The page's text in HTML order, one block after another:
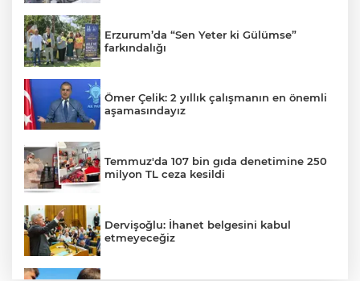
Erzurum’da “Sen Yeter ki Gülümse”
farkındalığı
Ömer Çelik: 2 yıllık çalışmanın en önemli
aşamasındayız
Temmuz'da 107 bin gıda denetimine 250
milyon TL ceza kesildi
Dervişoğlu: İhanet belgesini kabul
etmeyeceğiz